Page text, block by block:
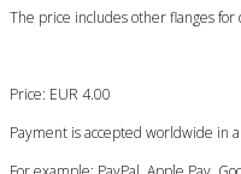
The price includes other flanges for
Price: EUR 4.00
Payment is accepted worldwide in